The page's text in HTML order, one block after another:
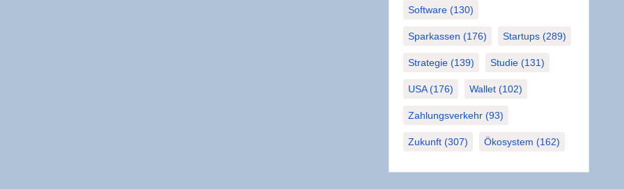
Software(130)
Sparkassen (176) Startups(289)
Strategie(139) Studie(131)
USA(176) Wallet(102)
Zahlungsverkehr(93)
Zukunft(307) Ökosystem (162)